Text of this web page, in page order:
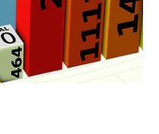
가 집에 거주하는 인구가